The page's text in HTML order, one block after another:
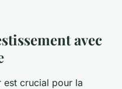
avec
est crucial pour la